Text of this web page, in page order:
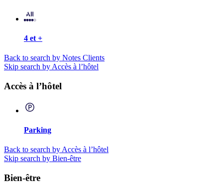
4 et +
Back to search by Notes Clients
Skip search by Accès à l’hôtel
Accès à l’hôtel
Parking
Back to search by Accès à l’hôtel
Skip search by Bien-être
Bien-être